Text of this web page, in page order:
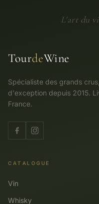
L'art du
TourdeWine
Spécialiste des grands
d'exception depuis 2015.
France.
CATALOGUE
Vin
Whisky